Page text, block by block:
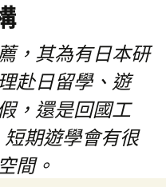
，其為有日本研
赴日留學、遊
，還是回國工
期遊學會有很
間。